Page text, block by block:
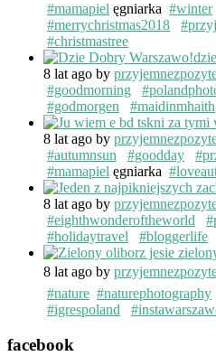
#mamapiel ęgniarka #winter
#merrychristmas2018
#christmastree
8 lat ago by
#goodmorning
#godmorgen
#maidinmhaith
8 lat ago by
#autumnsun
#goodday
#mamapiel ęgniarka
8 lat ago by
#eighthwonderoftheworld
#holidaytravel
#bloggerlife
8 lat ago by
#nature #naturephotography
#igrespoland
facebook